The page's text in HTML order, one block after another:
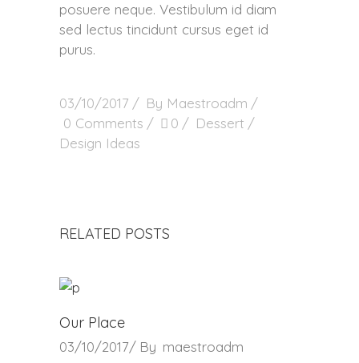
posuere neque. Vestibulum id diam
sed lectus tincidunt cursus eget id
purus.
03/10/2017 By Maestroadm
0 Comments
0
Dessert
Design Ideas
RELATED POSTS
Our Place
03/10/2017 By maestroadm